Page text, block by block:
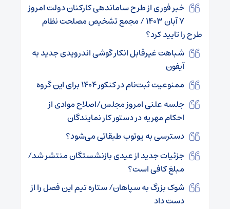
خبر فوری از طرح ساماندهی کارکنان دولت امروز
۷ آبان ۱۴۰۳ / مجمع تشخیص مصلحت نظام
طرح را تایید کرد؟
شباهت غیرقابل انکار گوشی اندرویدی جدید به
آیفون
ممنوعیت ثبت‌نام در کنکور ۱۴۰۴ برای این گروه
جلسه علنی امروز مجلس/اصلاح موادی از
احکام مهریه در دستور کار نمایندگان
دسترسی به یوتوب طبقاتی می‌شود؟
جزئیات جدید از عیدی بازنشستگان منتشر شد/
مبلغ کافی است؟
شوک بزرگ به سپاهان/ ستاره تیم این فصل را از
دست داد